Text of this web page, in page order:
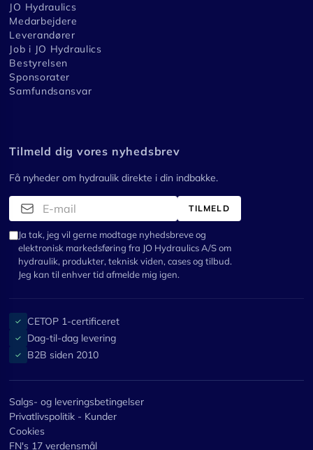
JO Hydraulics
Medarbejdere
Leverandører
Job i JO Hydraulics
Bestyrelsen
Sponsorater
Samfundsansvar
Tilmeld dig vores nyhedsbrev
Få nyheder om hydraulik direkte i din indbakke.
TILMELD
Ja tak, jeg vil gerne modtage nyhedsbreve og
elektronisk markedsføring fra JO Hydraulics A/S om
hydraulik, produkter, teknisk viden, cases og tilbud.
Jeg kan til enhver tid afmelde mig igen.
✓ CETOP 1-certificeret
✓ Dag-til-dag levering
✓ B2B siden 2010
Salgs- og leveringsbetingelser
Privatlivspolitik - Kunder
Cookies
FN's 17 verdensmål